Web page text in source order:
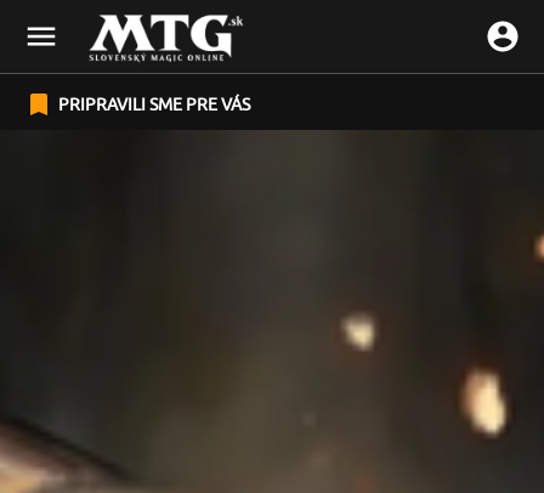
PRIPRAVILI SME PRE VÁS